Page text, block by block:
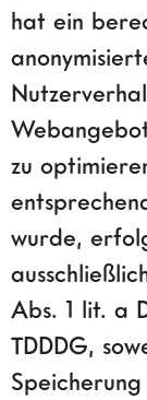
hat ein
zu
wurde,
Abs. 1 lit. a
TDDDG,